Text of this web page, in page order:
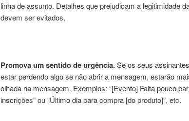
linha de assunto. Detalhes que prejudicam a legitimidade
devem ser evitados.
Promova um sentido de urgência.Se os seus
estar perdendo algo se não abrir a mensagem, estarão
olhada na mensagem. Exemplos: “[Evento] Falta pouco
inscrições” ou “Último dia para compra [do produto]”, etc.